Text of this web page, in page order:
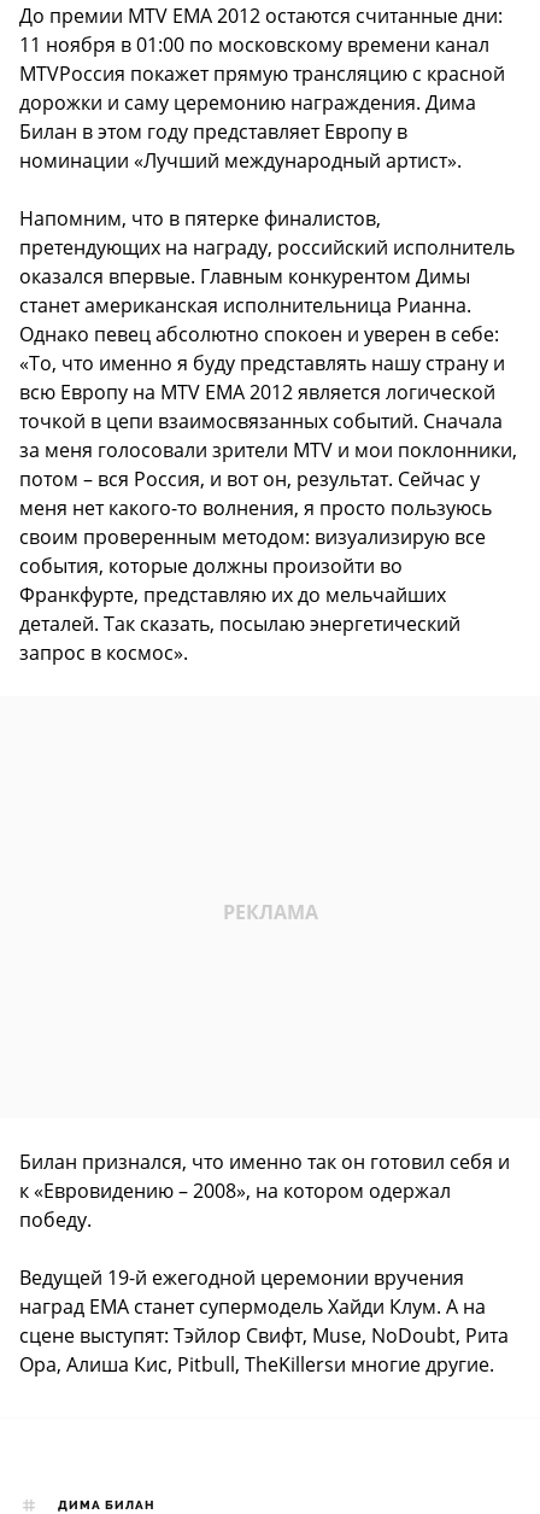
До премии MTV EMA 2012 остаются считанные дни:
11 ноября в 01:00 по московскому времени канал
MTVРоссия покажет прямую трансляцию с красной
дорожки и саму церемонию награждения. Дима
Билан в этом году представляет Европу в
номинации «Лучший международный артист».
Напомним, что в пятерке финалистов,
претендующих на награду, российский исполнитель
оказался впервые. Главным конкурентом Димы
станет американская исполнительница Рианна.
Однако певец абсолютно спокоен и уверен в себе:
«То, что именно я буду представлять нашу страну и
всю Европу на MTV EMA 2012 является логической
точкой в цепи взаимосвязанных событий. Сначала
за меня голосовали зрители MTV и мои поклонники,
потом – вся Россия, и вот он, результат. Сейчас у
меня нет какого-то волнения, я просто пользуюсь
своим проверенным методом: визуализирую все
события, которые должны произойти во
Франкфурте, представляю их до мельчайших
деталей. Так сказать, посылаю энергетический
запрос в космос».
Билан признался, что именно так он готовил себя и
к «Евровидению – 2008», на котором одержал
победу.
Ведущей 19-й ежегодной церемонии вручения
наград EMA станет супермодель Хайди Клум. А на
сцене выступят: Тэйлор Свифт, Muse, NoDoubt, Рита
Ора, Алиша Кис, Pitbull, TheKillersи многие другие.
ДИМА БИЛАН